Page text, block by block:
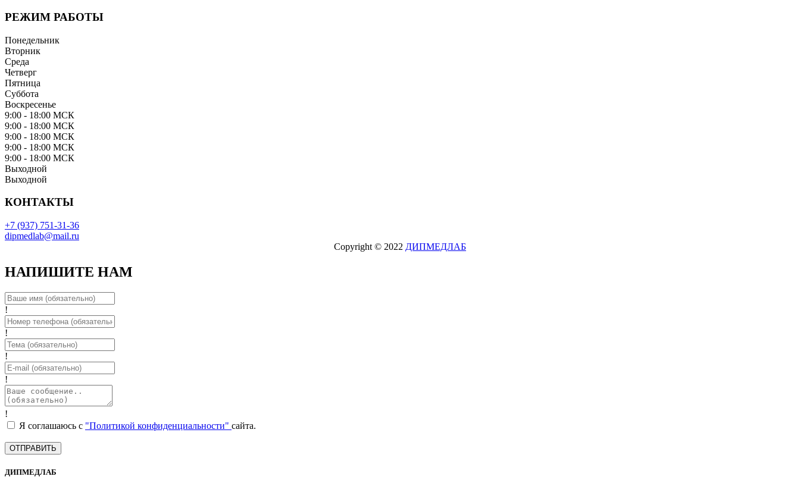
РЕЖИМ РАБОТЫ
Понедельник
Вторник
Среда
Четверг
Пятница
Суббота
Воскресенье
9:00 - 18:00 МСК
9:00 - 18:00 МСК
9:00 - 18:00 МСК
9:00 - 18:00 МСК
9:00 - 18:00 МСК
Выходной
Выходной
КОНТАКТЫ
+7 (937) 751-31-36
dipmedlab@mail.ru
Copyright © 2022 ДИПМЕДЛАБ
НАПИШИТЕ НАМ
!
!
!
!
!
Я соглашаюсь с "Политикой конфиденциальности" сайта.
ОТПРАВИТЬ
ДИПМЕДЛАБ